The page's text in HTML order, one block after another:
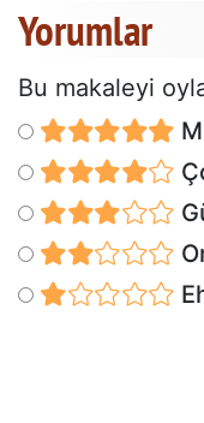
Yorumlar
Bu makaleyi